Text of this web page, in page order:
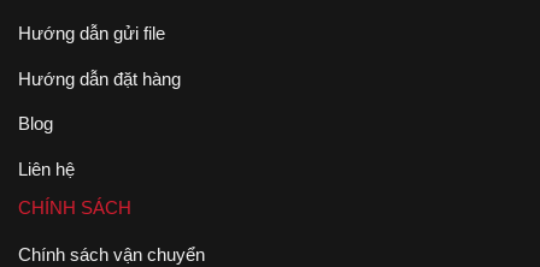
Hướng dẫn gửi file
Hướng dẫn đặt hàng
Blog
Liên hệ
CHÍNH SÁCH
Chính sách vận chuyển